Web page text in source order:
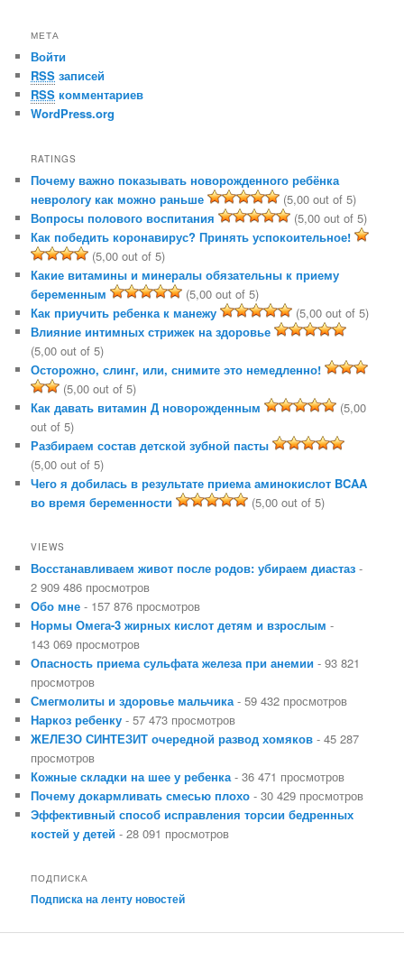
МЕТА
Войти
RSS записей
RSS комментариев
WordPress.org
RATINGS
Почему важно показывать новорожденного ребёнка
неврологу как можно раньше
(5,00 out of 5)
Вопросы полового воспитания
(5,00 out of 5)
Как победить коронавирус? Принять успокоительное!
(5,00 out of 5)
Какие витамины и минералы обязательны к приему
беременным
(5,00 out of 5)
Как приучить ребенка к манежу
(5,00 out of 5)
Влияние интимных стрижек на здоровье
(5,00 out of 5)
Осторожно, слинг, или, снимите это немедленно!
(5,00 out of 5)
Как давать витамин Д новорожденным
(5,00
out of 5)
Разбираем состав детской зубной пасты
(5,00 out of 5)
Чего я добилась в результате приема аминокислот BCAA
во время беременности
(5,00 out of 5)
VIEWS
Восстанавливаем живот после родов: убираем диастаз -
2 909 486 просмотров
Обо мне - 157 876 просмотров
Нормы Омега-3 жирных кислот детям и взрослым -
143 069 просмотров
Опасность приема сульфата железа при анемии - 93 821
просмотров
Смегмолиты и здоровье мальчика- 59 432 просмотров
Наркоз ребенку - 57 473 просмотров
ЖЕЛЕЗО СИНТЕЗИТ очередной развод хомяков - 45 287
просмотров
Кожные складки на шее у ребенка- 36 471 просмотров
Почему докармливать смесью плохо - 30 429 просмотров
Эффективный способ исправления торсии бедренных
костей у детей - 28 091 просмотров
ПОДПИСКА
Подписка на ленту новостей